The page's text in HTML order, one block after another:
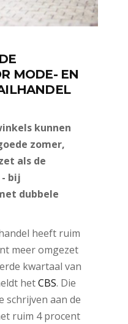
MODE- EN
kunnen
zomer,
als de
bij
dubbele
heeft ruim
meer omgezet
kwartaal van
hetCBS. Die
schrijven aan de
ruim 4 procent